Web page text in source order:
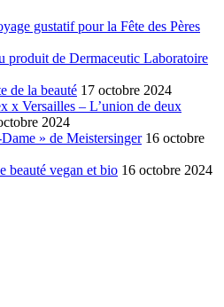
gustatif pour la Fête des Pères
produit de Dermaceutic Laboratoire
de la beauté 17 octobre 2024
x Versailles – L’union de deux
2024
» de Meistersinger 16 octobre
beauté vegan et bio 16 octobre 2024